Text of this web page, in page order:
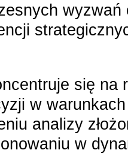
się na
w
analizy
w